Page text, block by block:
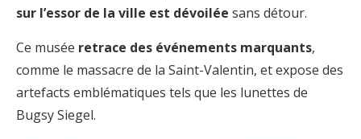
sur l’essor de la ville est dévoilée sans détour.
Ce musée retrace des événements marquants,
comme le massacre de la Saint-Valentin, et expose des
artefacts emblématiques tels que les lunettes de
Bugsy Siegel.